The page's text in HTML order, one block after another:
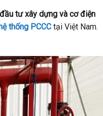
tư xây dựng và cơ điện
thống PCCC tại Việt Nam.